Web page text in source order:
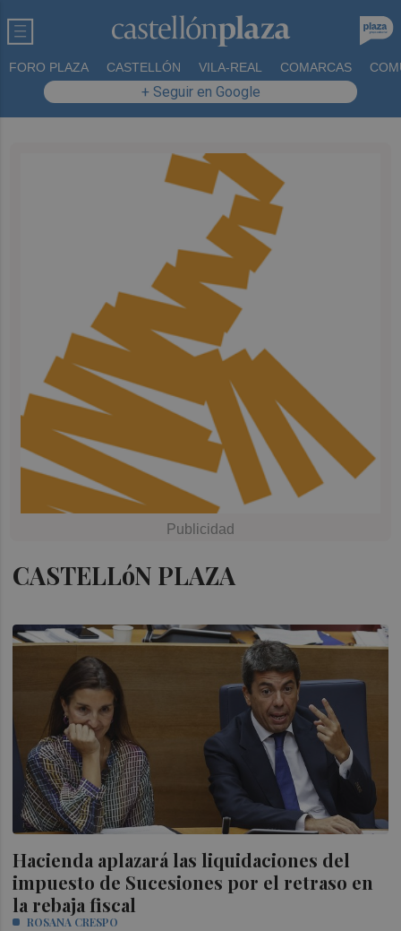
FORO PLAZA CASTELLÓN VILA-REAL COMARCAS
+ Seguir en Google
CASTELLóN PLAZA
Hacienda aplazará las liquidaciones del
impuesto de Sucesiones por el retraso en
la rebaja fiscal
ROSANA CRESPO